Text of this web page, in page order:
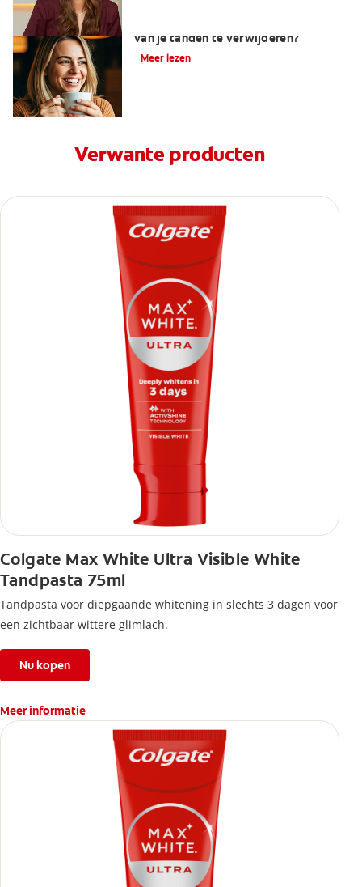
van je tanden te verwijderen?
Meer lezen
Verwante producten
Colgate Max White Ultra Visible White
Tandpasta 75ml
Tandpasta voor diepgaande whitening in slechts 3 dagen voor
een zichtbaar wittere glimlach.
Nu kopen
Meer informatie